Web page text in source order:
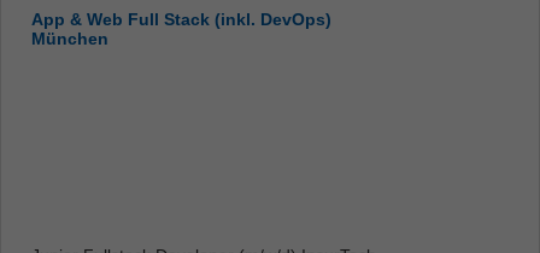
App & Web Full Stack (inkl. DevOps)
München